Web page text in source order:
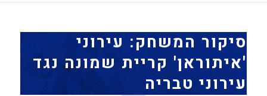
סיקור המשחק: עירוני
'איתוראן' קריית שמונה נגד
עירוני טבריה